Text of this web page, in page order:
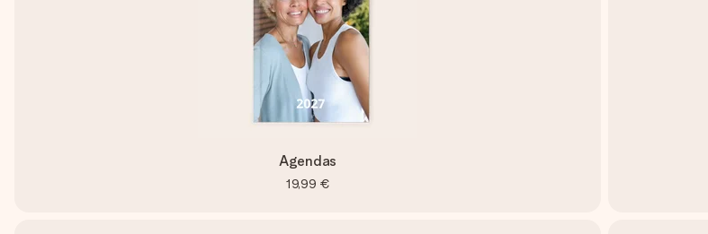
Agendas
19,99 €